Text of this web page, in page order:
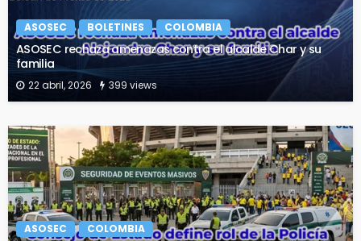
ASOSEC BOLETINES COLOMBIA
ASOSEC rechaza amenazas contra el alcalde Char y su
familia
22 abril, 2026 399 views
ASOSEC COLOMBIA